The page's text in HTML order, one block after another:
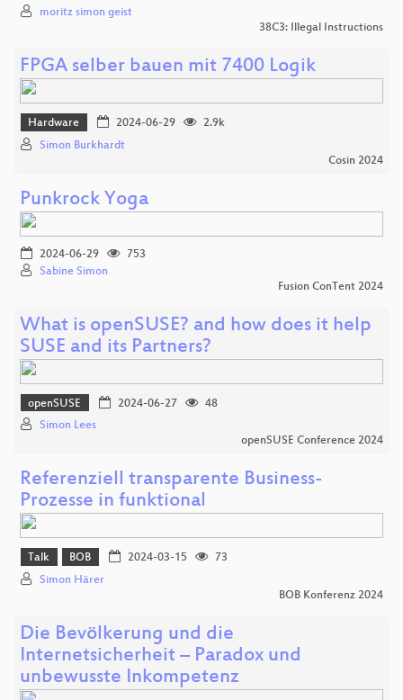
moritz simon geist
38C3: Illegal Instructions
FPGA selber bauen mit 7400 Logik
Hardware 2024-06-29
2.9k
Simon Burkhardt
Cosin 2024
Punkrock Yoga
2024-06-29
753
Sabine Simon
Fusion ConTent 2024
What is openSUSE? and how does it help
SUSE and its Partners?
openSUSE 2024-06-27
48
Simon Lees
openSUSE Conference 2024
Referenziell transparente Business-
Prozesse in funktional
Talk BOB 2024-03-15
73
Simon Härer
BOB Konferenz 2024
Die Bevölkerung und die
Internetsicherheit – Paradox und
unbewusste Inkompetenz